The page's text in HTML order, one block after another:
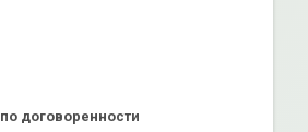
по договоренности